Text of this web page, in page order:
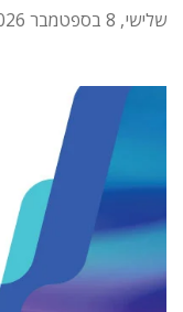
שלישי, 8 בספטמבר 2026